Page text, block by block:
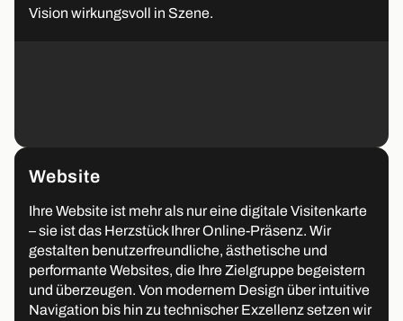
Vision wirkungsvoll in Szene.
Website
Ihre Website ist mehr als nur eine digitale Visitenkarte
– sie ist das Herzstück Ihrer Online-Präsenz. Wir
gestalten benutzerfreundliche, ästhetische und
performante Websites, die Ihre Zielgruppe begeistern
und überzeugen. Von modernem Design über intuitive
Navigation bis hin zu technischer Exzellenz setzen wir